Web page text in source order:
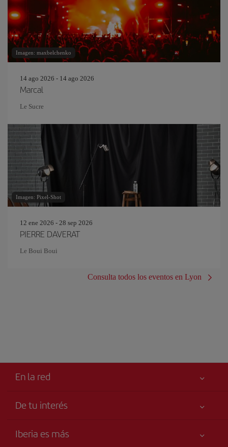
Imagen: maxbelchenko
14 ago 2026 - 14 ago 2026
Marcal
Le Sucre
Imagen: Pixel-Shot
12 ene 2026 - 28 sep 2026
PIERRE DAVERAT
Le Boui Boui
Consulta todos los eventos en Lyon
En la red
De tu interés
Accesibilidad
Iberia es más